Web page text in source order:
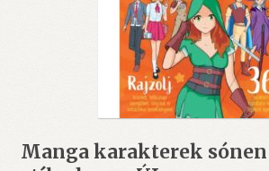
Manga karakterek sónen